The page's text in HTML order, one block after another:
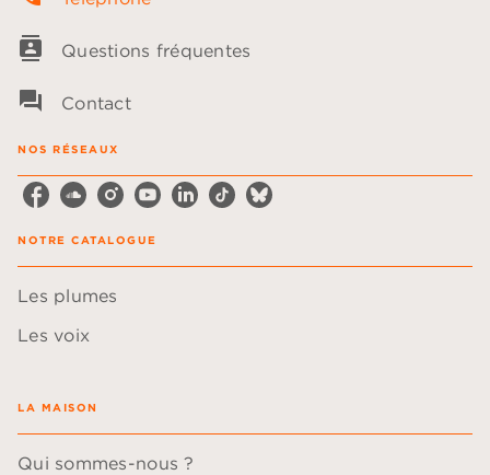
contacts Questions fréquentes
question_answer Contact
NOS RÉSEAUX
NOTRE CATALOGUE
Les plumes
Les voix
LA MAISON
Qui sommes-nous ?